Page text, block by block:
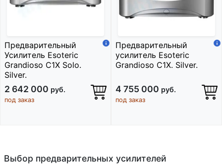
Предварительный
Усилитель Esoteric
Grandioso C1X Solo.
Silver.
2 642 000 руб.
под заказ
Предварительный
усилитель Esoteric
Grandioso C1X. Silver.
4 755 000 руб.
под заказ
Выбор предварительных усилителей